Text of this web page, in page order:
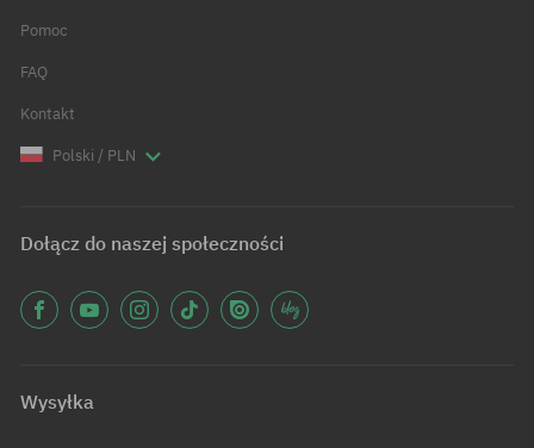
Pomoc
FAQ
Kontakt
Polski / PLN
Dołącz do naszej społeczności
Wysyłka